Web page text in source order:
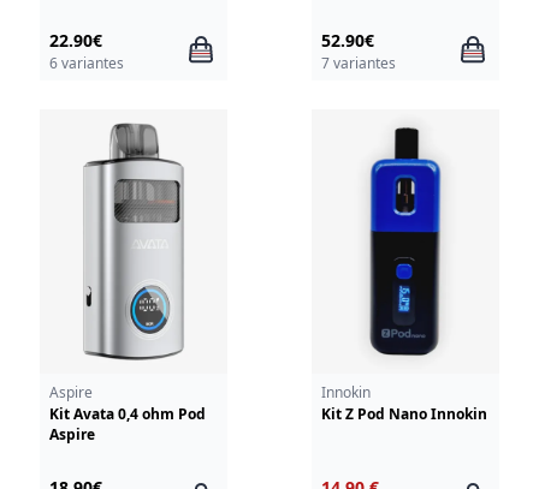
22.90€
6 variantes
52.90€
7 variantes
Aspire
Kit Avata 0,4 ohm Pod
Aspire
Innokin
Kit Z Pod Nano Innokin